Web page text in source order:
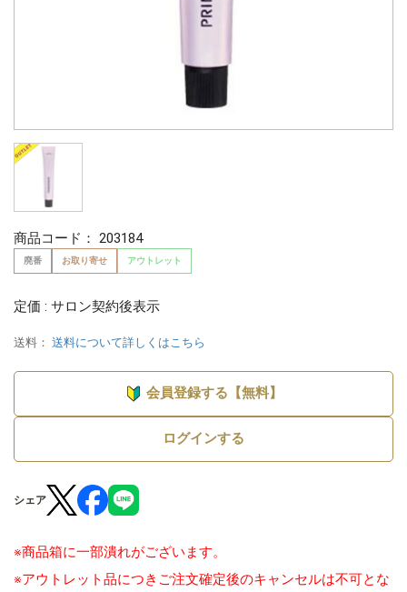
商品コード： 203184
廃番 お取り寄せ アウトレット
定価 : サロン契約後表示
送料： 送料について詳しくはこちら
会員登録する【無料】
ログインする
シェア
※商品箱に一部潰れがございます。
※アウトレット品につきご注文確定後のキャンセルは不可とな